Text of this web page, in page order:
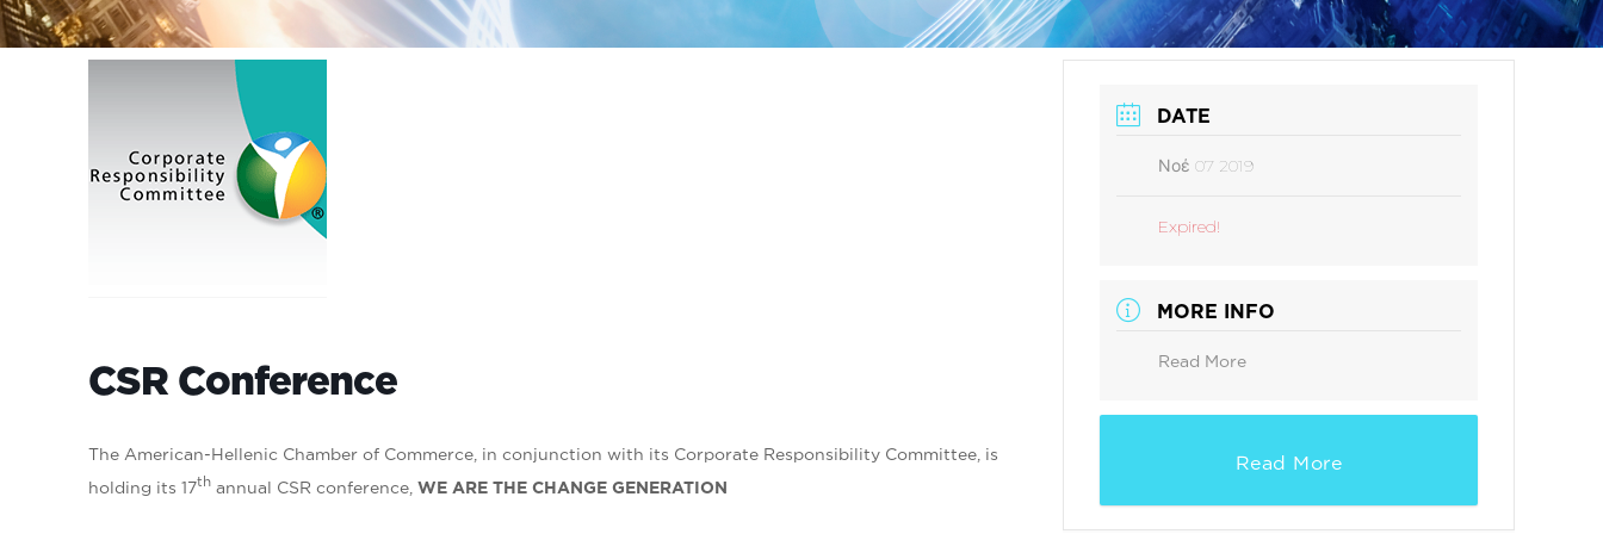
CSR Conference
The American-Hellenic Chamber of Commerce, in conjunction with its Corporate Responsibility Committee, is
holding its 17th annual CSR conference, WE ARE THE CHANGE GENERATION
DATE
Νοέ 07 2019
Expired!
MORE INFO
Read More
Read More